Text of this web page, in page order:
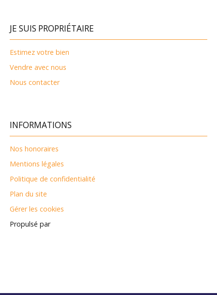
JE SUIS PROPRIÉTAIRE
Estimez votre bien
Vendre avec nous
Nous contacter
INFORMATIONS
Nos honoraires
Mentions légales
Politique de confidentialité
Plan du site
Gérer les cookies
Propulsé par